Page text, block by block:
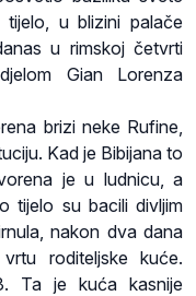
u blizini palače
u rimskoj četvrti
Gian Lorenza
brizi neke Rufine,
Kad je Bibijana to
je u ludnicu, a
tijelo su bacili divljim
nakon dva dana
roditeljske kuće.
Ta je kuća kasnije